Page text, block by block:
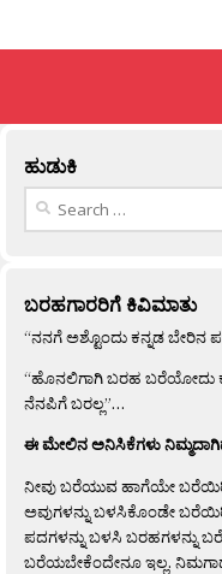
ಹುಡುಕಿ
Search
ಬರಹಗಾರರಿಗೆ ಕಿವಿಮಾತು
“ನನಗೆ ಅಶ್ಟೊಂದು ಕನ್ನಡ ಬೇರಿನ
“ಹೊನಲಿಗಾಗಿ ಬರಹ ಬರೆಯೋದು
ನೆನಪಿಗೆ ಬರಲ್ಲ”…
ಈ ಮೇಲಿನ ಅನಿಸಿಕೆಗಳು
ನೀವು ಬರೆಯುವ ಹಾಗೆಯೇ
ಅವುಗಳನ್ನು ಬಳಸಿಕೊಂಡೇ
ಪದಗಳನ್ನು ಬಳಸಿ ಬರಹಗಳನ್ನು
ಬರೆಯಬೇಕೆಂದೇನೂ ಇಲ್ಲ.